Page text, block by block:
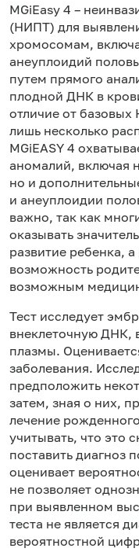
MGiEasy 4 –
(НИПТ) для
хромосомам,
анеуплоидий
путем прямого
плодной ДНК в
отличие от
лишь несколько
MGiEASY 4
аномалий, включая
но и
и анеуплоидии
важно, так как
оказывать
развитие ребенка,
возможность
возможным
Тест исследует
внеклеточную ДНК,
плазмы.
заболевания.
предположить
затем, зная о них,
лечение
учитывать, что это
поставить диагноз
оценивает
не позволяет
при выявленном
теста не является
вероятностной